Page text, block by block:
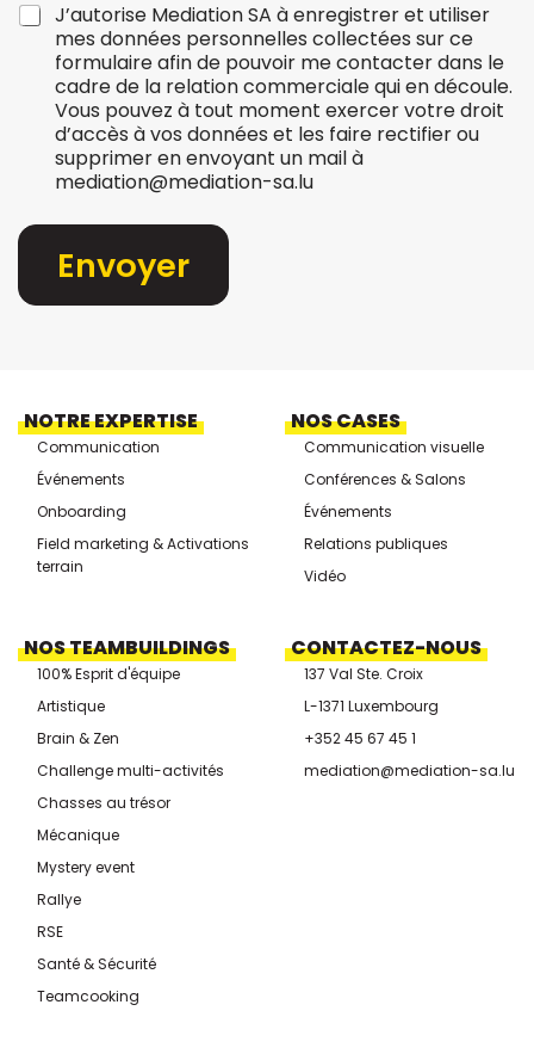
J’autorise Mediation SA à enregistrer et utiliser
mes données personnelles collectées sur ce
formulaire afin de pouvoir me contacter dans le
cadre de la relation commerciale qui en découle.
Vous pouvez à tout moment exercer votre droit
d’accès à vos données et les faire rectifier ou
supprimer en envoyant un mail à
mediation@mediation-sa.lu
Envoyer
NOTRE EXPERTISE
Communication
Événements
Onboarding
Field marketing & Activations
terrain
NOS CASES
Communication visuelle
Conférences & Salons
Événements
Relations publiques
Vidéo
NOS TEAMBUILDINGS
100% Esprit d'équipe
Artistique
Brain & Zen
Challenge multi-activités
Chasses au trésor
Mécanique
Mystery event
Rallye
RSE
Santé & Sécurité
Teamcooking
CONTACTEZ-NOUS
137 Val Ste. Croix
L-1371 Luxembourg
+352 45 67 45 1
mediation@mediation-sa.lu